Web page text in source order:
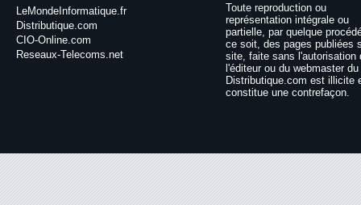
LeMondeInformatique.fr
Distributique.com
CIO-Online.com
Reseaux-Telecoms.net
Toute reproduction ou
représentation intégrale ou
partielle, par quelque
ce soit, des pages publiées
site, faite sans l'autorisation
l'éditeur ou du webmaster
Distributique.com est illicite
constitue une contrefaçon.